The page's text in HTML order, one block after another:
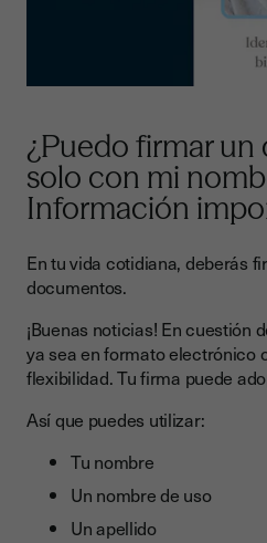
¿Puedo firmar
solo con mi
Información
En tu vida cotidiana, deberás
documentos.
¡Buenas noticias! En cuestión
ya sea en formato electrónico
flexibilidad. Tu firma puede
Así que puedes utilizar:
Tu nombre
Un nombre de uso
Un apellido